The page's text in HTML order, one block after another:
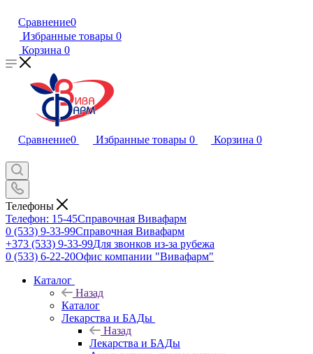
Сравнение0
Избранные товары 0
Корзина 0
Сравнение0 Избранные товары 0 Корзина 0
Телефоны
Телефон: 15-45Справочная Вивафарм
0 (533) 9-33-99Справочная Вивафарм
+373 (533) 9-33-99Для звонков из-за рубежа
0 (533) 6-22-20Офис компании "Вивафарм"
Каталог
Назад
Каталог
Лекарства и БАДы
Назад
Лекарства и БАДы